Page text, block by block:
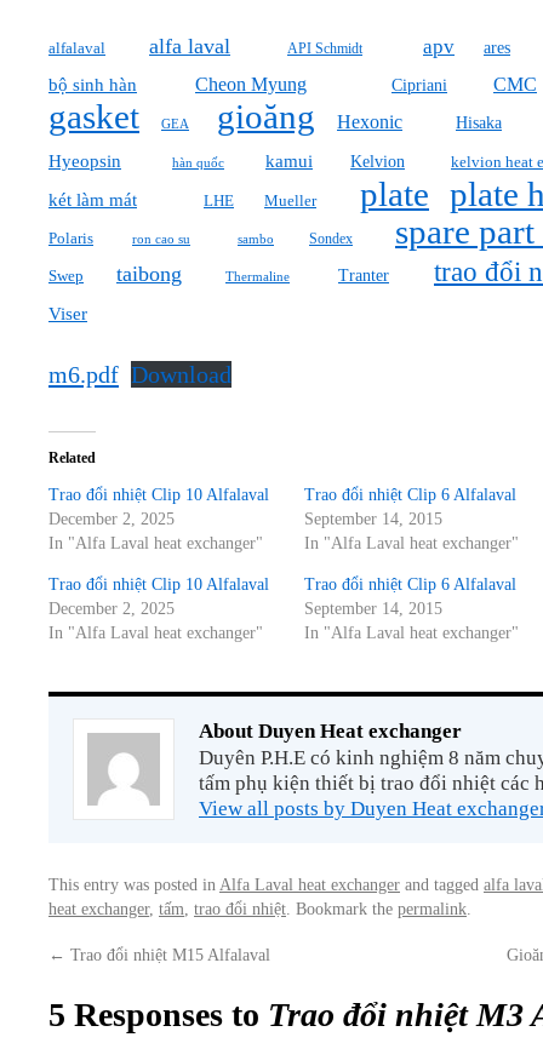
alfalaval alfa laval API Schmidt apv
ares
bộ sinh hàn
Cheon Myung Cipriani CMC
gasket GEA gioăng Hexonic Hisaka
Hyeopsin hàn quốc kamui Kelvion kelvion heat
két làm mát LHE Mueller plate plate
Polaris ron cao su sambo Sondex spare
Swep taibong Thermaline Tranter trao đổi
Viser
m6.pdf Download
Related
Trao đổi nhiệt Clip 10 Alfalaval
December 2, 2025
In "Alfa Laval heat exchanger"
Trao đổi nhiệt Clip 6 Alfalaval
September 14, 2015
In "Alfa Laval heat exchanger"
Trao đổi nhiệt Clip 10 Alfalaval
December 2, 2025
In "Alfa Laval heat exchanger"
Trao đổi nhiệt Clip 6 Alfalaval
September 14, 2015
In "Alfa Laval heat exchanger"
About Duyen Heat exchanger
Duyên P.H.E có kinh nghiệm 8 năm
tấm phụ kiện thiết bị trao đổi nhiệt các
View all posts by Duyen Heat
This entry was posted in Alfa Laval heat exchanger and tagged alfa
heat exchanger, tấm trao đổi nhiệt . Bookmark the permalink
← Trao đổi nhiệt M15 Alfalaval
5 Responses to Trao đổi nhiệt M3